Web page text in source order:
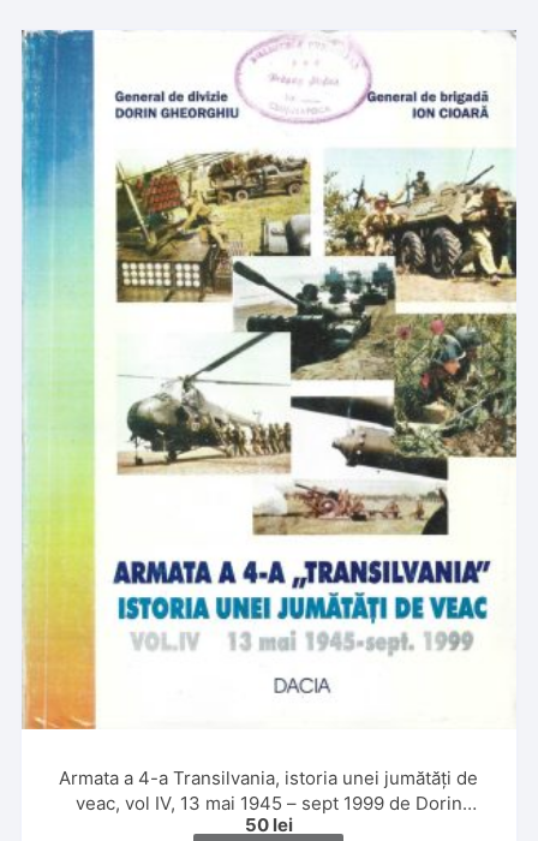
Armata a 4-a Transilvania, istoria unei jumătăți de
veac, vol IV, 13 mai 1945 – sept 1999 de Dorin
Gheorghiu și Ion Cioară, 1999, Cluj-Napoca
50 lei